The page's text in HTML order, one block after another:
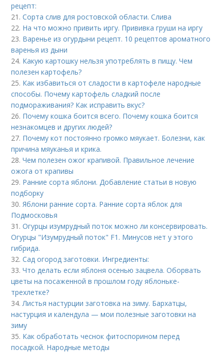
рецепт:
21.Сорта слив для ростовской области. Слива
22. На что можно привить иргу. Прививка груши на иргу
23. Варенье из огурдыни рецепт. 10 рецептов ароматного
варенья из дыни
24. Какую картошку нельзя употреблять в пищу. Чем
полезен картофель?
25. Как избавиться от сладости в картофеле народные
способы. Почему картофель сладкий после
подмораживания? Как исправить вкус?
26. Почему кошка боится всего. Почему кошка боится
незнакомцев и других людей?
27. Почему кот постоянно громко мяукает. Болезни, как
причина мяуканья и крика.
28.Чем полезен ожог крапивой. Правильное лечение
ожога от крапивы
29. Ранние сорта яблони. Добавление статьи в новую
подборку
30.Яблони ранние сорта. Ранние сорта яблок для
Подмосковья
31.Огурцы изумрудный поток можно ли консервировать.
Огурцы "Изумрудный поток" F1. Минусов нет у этого
гибрида.
32.Сад огород заготовки. Ингредиенты:
33.Что делать если яблоня осенью зацвела. Оборвать
цветы на посаженной в прошлом году яблоньке-
трехлетке?
34.Листья настурции заготовка на зиму. Бархатцы,
настурция и календула — мои полезные заготовки на
зиму
35. Как обработать чеснок фитоспорином перед
посадкой. Народные методы